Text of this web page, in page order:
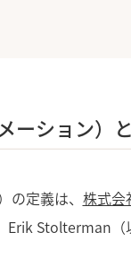
ーション）
定義は、 株式会
Erik Stolterman